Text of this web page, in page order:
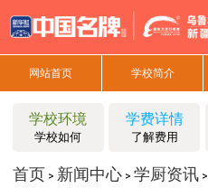
网站首页 学校简介
学校环境
学校如何
学费详情
了解费用
首页 > 新闻中心> 学厨资讯>